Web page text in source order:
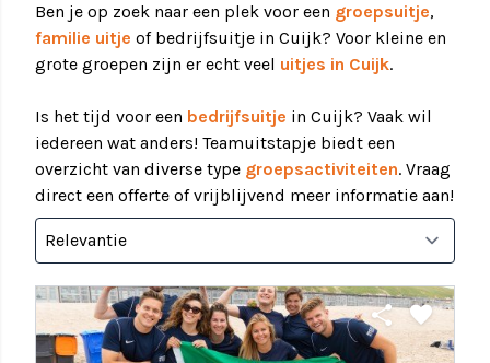
Ben je op zoek naar een plek voor een groepsuitje,
familie uitje of bedrijfsuitje in Cuijk? Voor kleine en
grote groepen zijn er echt veel uitjes in Cuijk.
Is het tijd voor een bedrijfsuitje in Cuijk? Vaak wil
iedereen wat anders! Teamuitstapje biedt een
overzicht van diverse type groepsactiviteiten. Vraag
direct een offerte of vrijblijvend meer informatie aan!
share favorite